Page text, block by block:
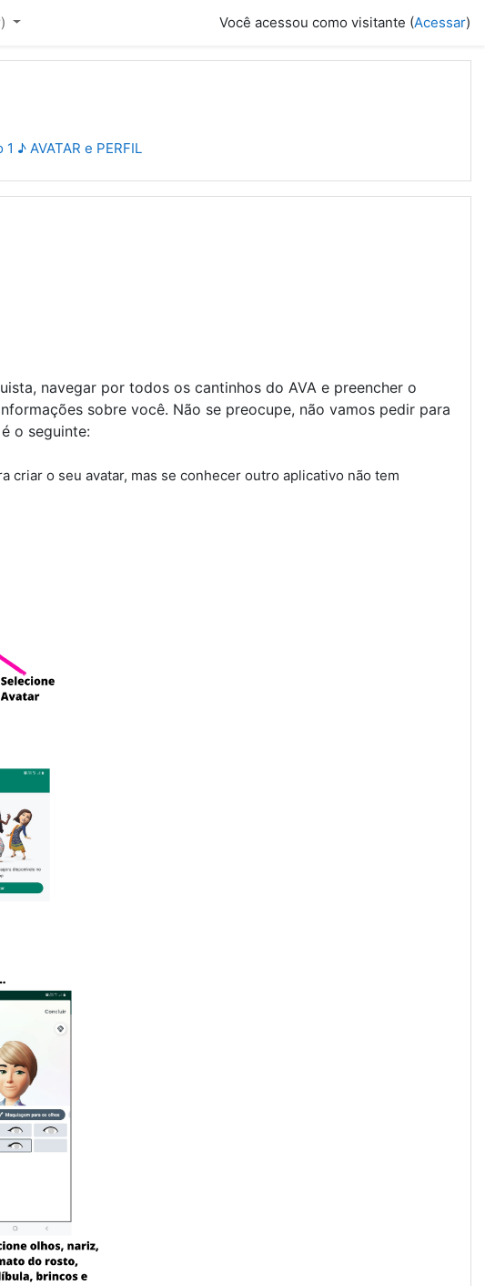
Você acessou como visitante (Acessar)
1 ♪ AVATAR e PERFIL
navegar por todos os cantinhos do AVA e preencher o
sobre você. Não se preocupe, não vamos pedir para
o seguinte:
criar o seu avatar, mas se conhecer outro aplicativo não tem